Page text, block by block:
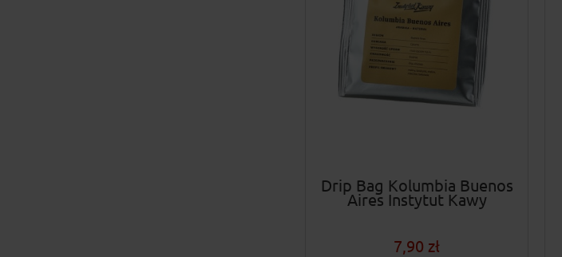
Drip Bag Kolumbia Buenos
Aires Instytut Kawy
7,90 zł